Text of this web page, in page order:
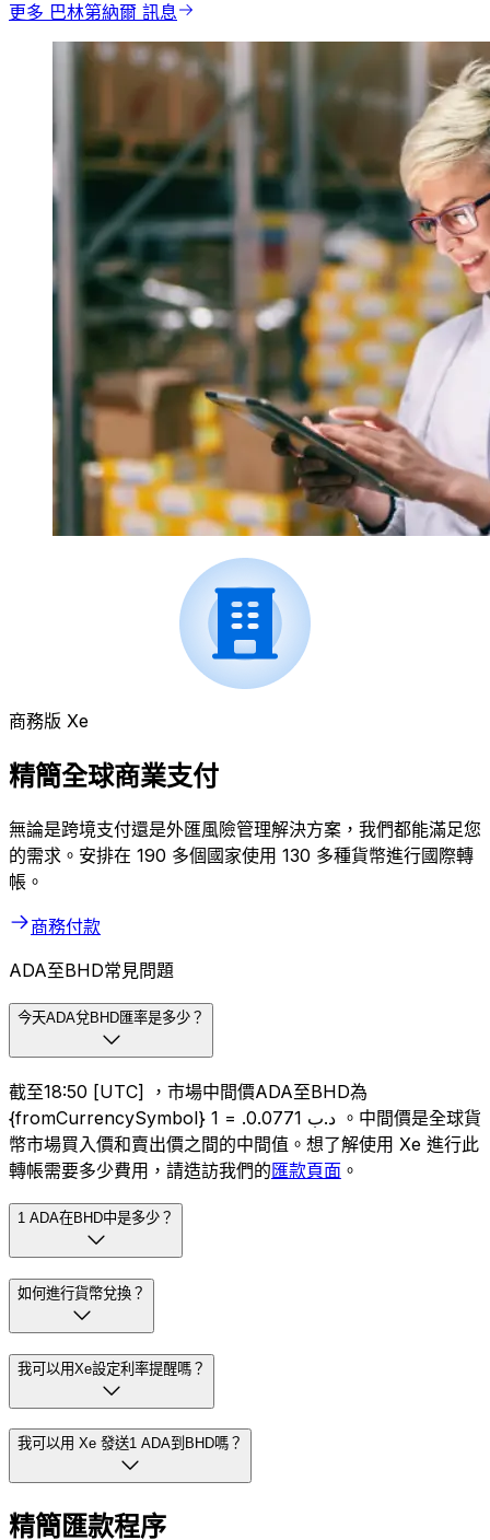
更多 巴林第納爾 訊息
商務版 Xe
精簡全球商業支付
無論是跨境支付還是外匯風險管理解決方案，我們都能滿足您
的需求。安排在 190 多個國家使用 130 多種貨幣進行國際轉
帳。
商務付款
ADA至BHD常見問題
今天ADA兌BHD匯率是多少？
截至18:50 [UTC] ，市場中間價ADA至BHD為
{fromCurrencySymbol} 1 = .د.ب 0.0771 。中間價是全球貨
幣市場買入價和賣出價之間的中間值。想了解使用 Xe 進行此
轉帳需要多少費用，請造訪我們的匯款頁面 。
1 ADA在BHD中是多少？
如何進行貨幣兌換？
我可以用Xe設定利率提醒嗎？
我可以用 Xe 發送1 ADA到BHD嗎？
精簡匯款程序